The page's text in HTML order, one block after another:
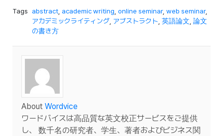
Tags abstract academic writing online seminar, web seminar,
アカデミックライティング アブストラクト 英語論文 論文
の書き方
About Wordvice
ワードバイスは高品質な英文校正サービスをご提供
し、 数千名の研究者、学生、著者およびビジネス関